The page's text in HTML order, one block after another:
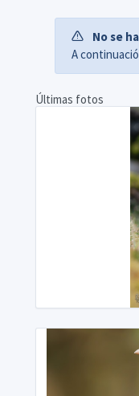
No se
A
Últimas fotos